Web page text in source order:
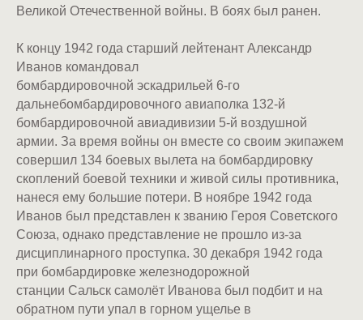
Великой Отечественной войны. В боях был ранен.
К концу 1942 года старший лейтенант Александр
Иванов командовал
бомбардировочной эскадрильей 6-го
дальнебомбардировочного авиаполка 132-й
бомбардировочной авиадивизии 5-й воздушной
армии. За время войны он вместе со своим экипажем
совершил 134 боевых вылета на бомбардировку
скоплений боевой техники и живой силы противника,
нанеся ему большие потери. В ноябре 1942 года
Иванов был представлен к званию Героя Советского
Союза, однако представление не прошло из-за
дисциплинарного проступка. 30 декабря 1942 года
при бомбардировке железнодорожной
станции Сальск самолёт Иванова был подбит и на
обратном пути упал в горном ущелье в